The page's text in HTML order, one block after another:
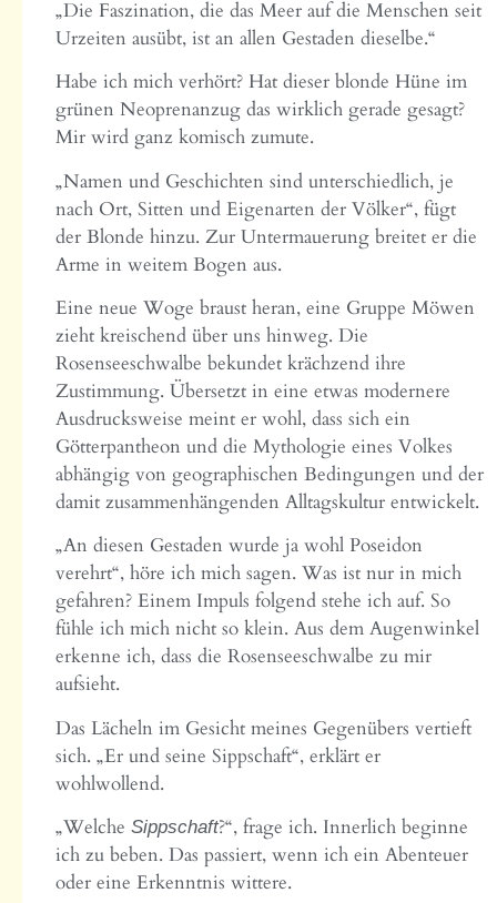
„Die Faszination, die das Meer auf die Menschen seit
Urzeiten ausübt, ist an allen Gestaden dieselbe.“
Habe ich mich verhört? Hat dieser blonde Hüne im
grünen Neoprenanzug das wirklich gerade gesagt?
Mir wird ganz komisch zumute.
„Namen und Geschichten sind unterschiedlich, je
nach Ort, Sitten und Eigenarten der Völker“, fügt
der Blonde hinzu. Zur Untermauerung breitet er die
Arme in weitem Bogen aus.
Eine neue Woge braust heran, eine Gruppe Möwen
zieht kreischend über uns hinweg. Die
Rosenseeschwalbe bekundet krächzend ihre
Zustimmung. Übersetzt in eine etwas modernere
Ausdrucksweise meint er wohl, dass sich ein
Götterpantheon und die Mythologie eines Volkes
abhängig von geographischen Bedingungen und der
damit zusammenhängenden Alltagskultur entwickelt.
„An diesen Gestaden wurde ja wohl Poseidon
verehrt“, höre ich mich sagen. Was ist nur in mich
gefahren? Einem Impuls folgend stehe ich auf. So
fühle ich mich nicht so klein. Aus dem Augenwinkel
erkenne ich, dass die Rosenseeschwalbe zu mir
aufsieht.
Das Lächeln im Gesicht meines Gegenübers vertieft
sich. „Er und seine Sippschaft“, erklärt er
wohlwollend.
„Welche Sippschaft?“, frage ich. Innerlich beginne
ich zu beben. Das passiert, wenn ich ein Abenteuer
oder eine Erkenntnis wittere.